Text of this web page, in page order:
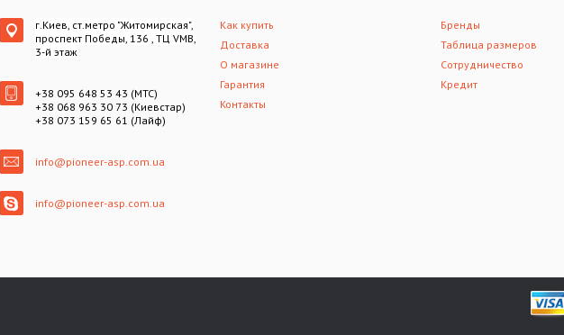
г.Киев, ст.метро "Житомирская",
проспект Победы, 136 , ТЦ VMB,
3-й этаж
+38 095 648 53 43 (МТС)
+38 068 963 30 73 (Киевстар)
+38 073 159 65 61 (Лайф)
info@pioneer-asp.com.ua
info@pioneer-asp.com.ua
Как купить
Доставка
О магазине
Гарантия
Контакты
Бренды
Таблица размеров
Сотрудничество
Кредит